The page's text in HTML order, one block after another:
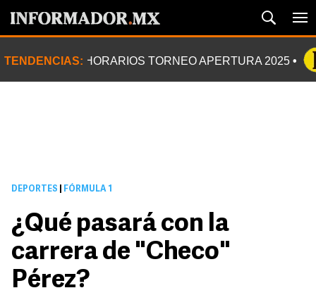
TENDENCIAS: HORARIOS TORNEO APERTURA 2025
DEPORTES FÓRMULA 1
¿Qué pasará con la
carrera de "Checo"
Pérez?